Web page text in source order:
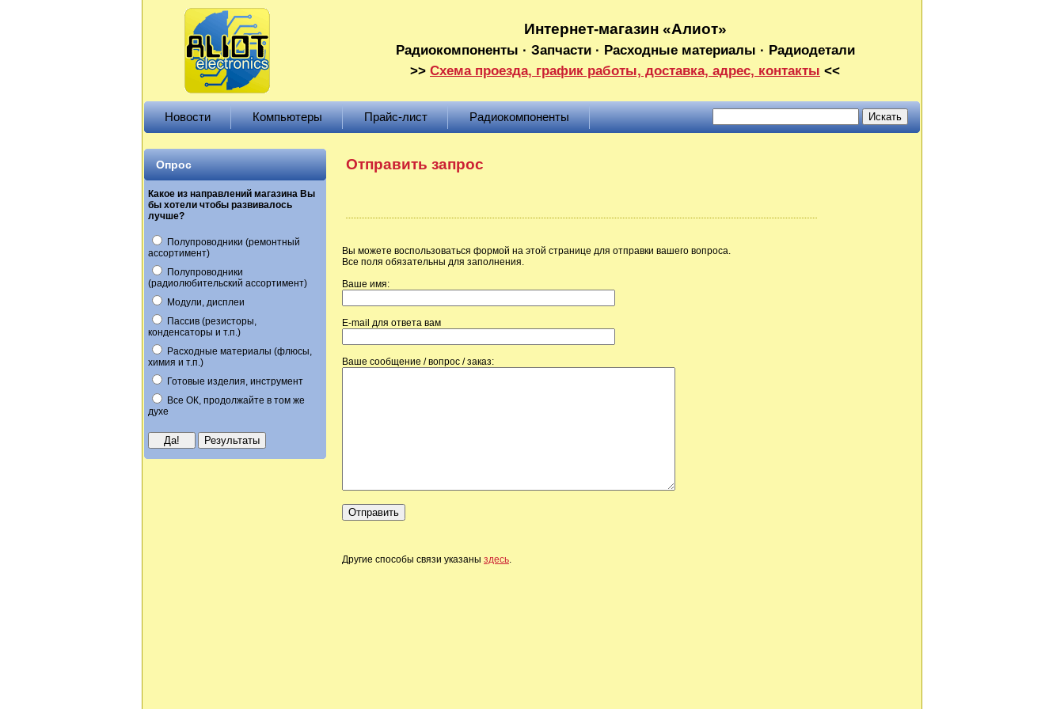
Интернет-магазин «Алиот»
Радиокомпоненты · Запчасти · Расходные материалы · Радиодетали
>> Схема проезда, график работы, доставка, адрес, контакты <<
Новости Компьютеры Прайс-лист Радиокомпоненты
Опрос
Какое из направлений магазина Вы
бы хотели чтобы развивалось
лучше?
Полупроводники (ремонтный
ассортимент)
Полупроводники
(радиолюбительский ассортимент)
Модули, дисплеи
Пассив (резисторы,
конденсаторы и т.п.)
Расходные материалы (флюсы,
химия и т.п.)
Готовые изделия, инструмент
Все ОК, продолжайте в том же
духе
Отправить запрос
Вы можете воспользоваться формой на этой странице для отправки вашего вопроса.
Все поля обязательны для заполнения.
Ваше имя:
E-mail для ответа вам
Ваше сообщение / вопрос / заказ:
Другие способы связи указаны здесь.